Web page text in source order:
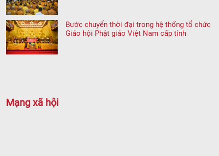
Bước chuyển thời đại trong hệ thống tổ chức
Giáo hội Phật giáo Việt Nam cấp tỉnh
Mạng xã hội